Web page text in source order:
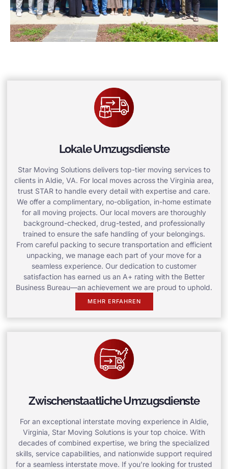
Lokale Umzugsdienste
Star Moving Solutions delivers top-tier moving services to
clients in Aldie, VA. For local moves across the Virginia area,
trust STAR to handle every detail with expertise and care.
We offer a complimentary, no-obligation, in-home estimate
for all moving projects. Our local movers are thoroughly
background-checked, drug-tested, and professionally
trained to ensure the safe handling of your belongings.
From careful packing to secure transportation and efficient
unpacking, we manage each part of your move for a
seamless experience. Our dedication to customer
satisfaction has earned us an A+ rating with the Better
Business Bureau—an achievement we are proud to uphold.
MEHR ERFAHREN
Zwischenstaatliche Umzugsdienste
For an exceptional interstate moving experience in Aldie,
Virginia, Star Moving Solutions is your top choice. With
decades of combined expertise, we bring the specialized
skills, service capabilities, and nationwide support required
for a seamless interstate move. If you’re looking for trusted